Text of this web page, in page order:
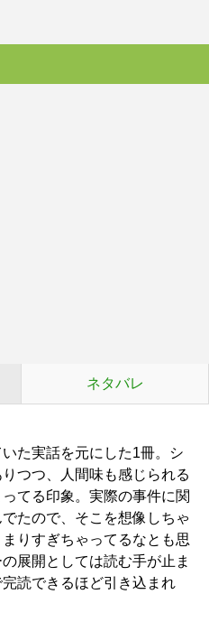
ネタバレ
た実話を元にした1冊。シ
つつ、人間味も感じられる
てる印象。実際の事件に関
たので、そこを想像しちゃ
りすぎちゃってるなとも思
展開としては読む手が止ま
読できるほど引き込まれ